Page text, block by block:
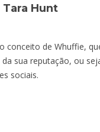
Tara Hunt
conceito de Whuffie,
sua reputação, ou
sociais.